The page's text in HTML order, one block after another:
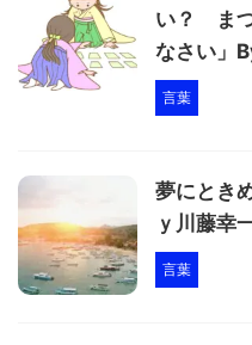
い？ ま
なさい」
言葉
夢にとき
ｙ川藤幸
言葉